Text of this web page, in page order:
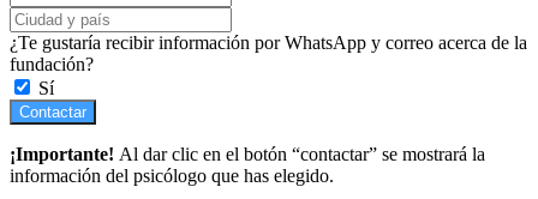
¿Te gustaría recibir información por WhatsApp y correo acerca de la
fundación?
Sí
Contactar
¡Importante! Al dar clic en el botón “contactar” se mostrará la
información del psicólogo que has elegido.